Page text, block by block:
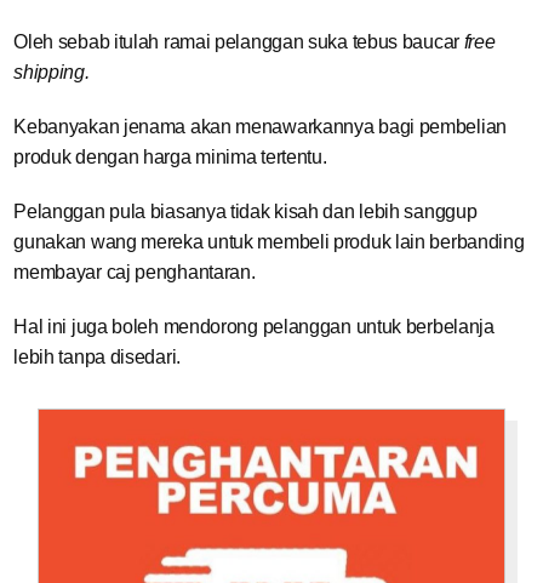
Oleh sebab itulah ramai pelanggan suka tebus baucar free
shipping.
Kebanyakan jenama akan menawarkannya bagi pembelian
produk dengan harga minima tertentu.
Pelanggan pula biasanya tidak kisah dan lebih sanggup
gunakan wang mereka untuk membeli produk lain berbanding
membayar caj penghantaran.
Hal ini juga boleh mendorong pelanggan untuk berbelanja
lebih tanpa disedari.